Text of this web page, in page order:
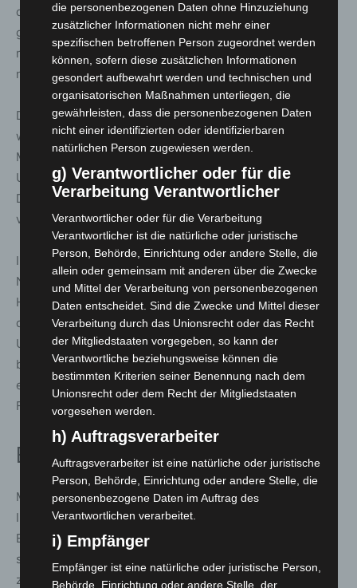
der Stadt Langenhagen. Dieser hatte bereits deutlich
gemacht, dass das bestehende Feuerwehrhaus nicht
mehr erweiterbar ist und den heutigen Anforderungen
nicht mehr genügt.
Die Problemlage besteht seit vielen Jahren: Bereits 1998
wurde durch die Feuerwehrunfallkasse erhebliche
Mängel am alten Standort festgestellt, darunter zu enge
Umkleiden, eine zu kleine Fahrzeughalle und fehlende
Duschen. Dennoch wurde das Projekt mehrfach
verschoben.
Im Jahr 2017 beschloss der Rat zwar mehrheitlich den
Neubau, dieser wurde jedoch zunächst aus Gründen der
Haushaltskonsolidierung zurückgestellt. Erst nachdem
die Unfallkasse Anfang 2023 intervenierte und die
Unterbringung eines der Löschfahrzeuge am Altstandort
beanstandet wurde, wurde der Weg für das Projekt
endgültig frei gemacht. Ursprünglich war eine
Fertigstellung bereits für Ende 2025 vorgesehen.
Einordnung
Mit dem Baustart wird ein über Jahre vorbereitetes
Infrastrukturprojekt nun umgesetzt, das die
Einsatzfähigkeit der Feuerwehr Godshorn nachhaltig
stärken soll. Gleichzeitig zeigt der lange Zeitraum
zwischen ersten konkreten Bedarfsfeststellungen und
die personenbezogenen Daten ohne Hinzuziehung
zusätzlicher Informationen nicht mehr einer
spezifischen betroffenen Person zugeordnet werden
können, sofern diese zusätzlichen Informationen
gesondert aufbewahrt werden und technischen und
organisatorischen Maßnahmen unterliegen, die
gewährleisten, dass die personenbezogenen Daten
nicht einer identifizierten oder identifizierbaren
natürlichen Person zugewiesen werden.
g) Verantwortlicher oder für die
Verarbeitung Verantwortlicher
Verantwortlicher oder für die Verarbeitung
Verantwortlicher ist die natürliche oder juristische
Person, Behörde, Einrichtung oder andere Stelle, die
allein oder gemeinsam mit anderen über die Zwecke
und Mittel der Verarbeitung von personenbezogenen
Daten entscheidet. Sind die Zwecke und Mittel dieser
Verarbeitung durch das Unionsrecht oder das Recht
der Mitgliedstaaten vorgegeben, so kann der
Verantwortliche beziehungsweise können die
bestimmten Kriterien seiner Benennung nach dem
Unionsrecht oder dem Recht der Mitgliedstaaten
vorgesehen werden.
h) Auftragsverarbeiter
Auftragsverarbeiter ist eine natürliche oder juristische
Person, Behörde, Einrichtung oder andere Stelle, die
personenbezogene Daten im Auftrag des
Verantwortlichen verarbeitet.
i) Empfänger
Empfänger ist eine natürliche oder juristische Person,
Behörde, Einrichtung oder andere Stelle, der